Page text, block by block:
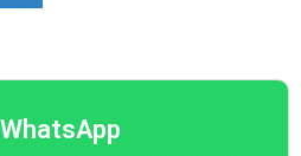
WhatsApp